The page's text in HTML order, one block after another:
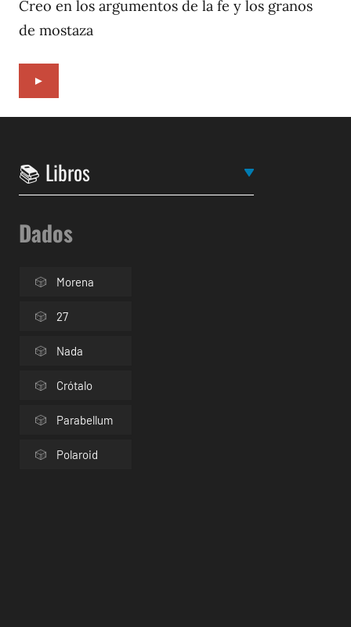
Creo en los argumentos de la fe y los granos
de mostaza
►
Dados
Morena
27
Nada
Crótalo
Parabellum
Polaroid